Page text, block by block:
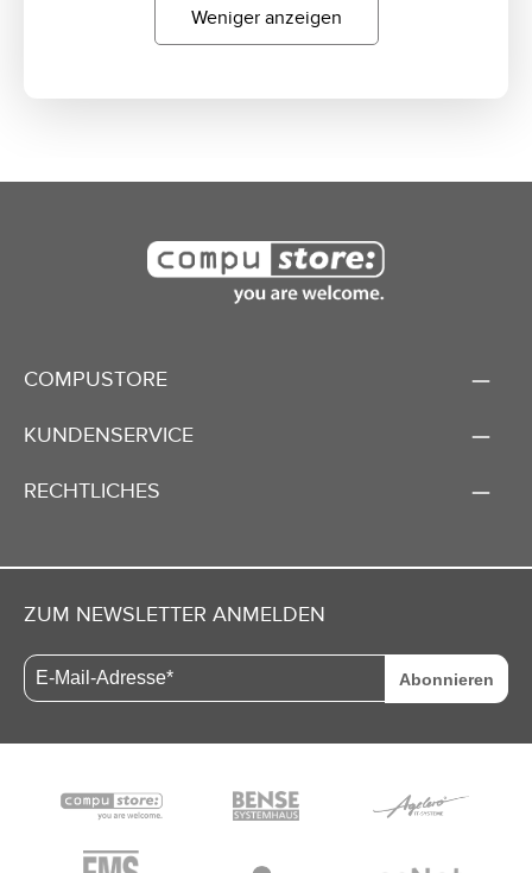
Weniger anzeigen
COMPUSTORE
KUNDENSERVICE
RECHTLICHES
ZUM NEWSLETTER ANMELDEN
Abonnieren